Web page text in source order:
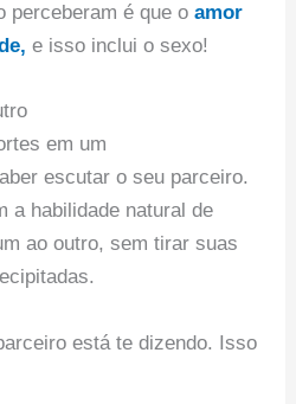
perceberam é que oamor
e isso inclui o sexo!
em um
escutar o seu parceiro.
a habilidade natural de
ao outro, sem tirar suas
está te dizendo. Isso